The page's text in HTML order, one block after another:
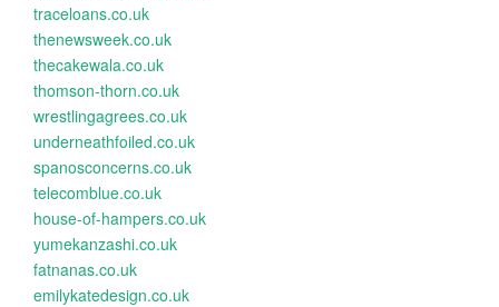
traceloans.co.uk
thenewsweek.co.uk
thecakewala.co.uk
thomson-thorn.co.uk
wrestlingagrees.co.uk
underneathfoiled.co.uk
spanosconcerns.co.uk
telecomblue.co.uk
house-of-hampers.co.uk
yumekanzashi.co.uk
fatnanas.co.uk
emilykatedesign.co.uk